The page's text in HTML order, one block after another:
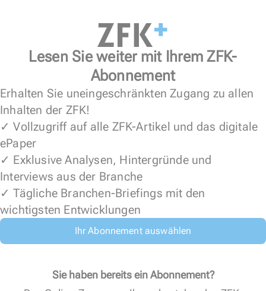
Lesen Sie weiter mit Ihrem ZFK-
Abonnement
Erhalten Sie uneingeschränkten Zugang zu allen
Inhalten der ZFK!
✓ Vollzugriff auf alle ZFK-Artikel und das digitale
ePaper
✓ Exklusive Analysen, Hintergründe und
Interviews aus der Branche
✓ Tägliche Branchen-Briefings mit den
wichtigsten Entwicklungen
Ihr Abonnement auswählen
Sie haben bereits ein Abonnement?